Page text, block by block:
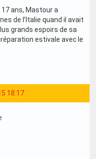
ans, Mastour a
de l’Italie quand il avait
grands espoirs de sa
estivale avec le
18:17